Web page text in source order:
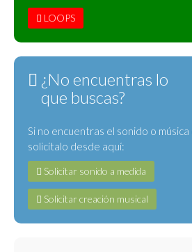
LOOPS
¿No encuentras lo
que buscas?
Si no encuentras el sonido o música
solicítalo desde aquí:
Solicitar sonido a medida
Solicitar creación musical